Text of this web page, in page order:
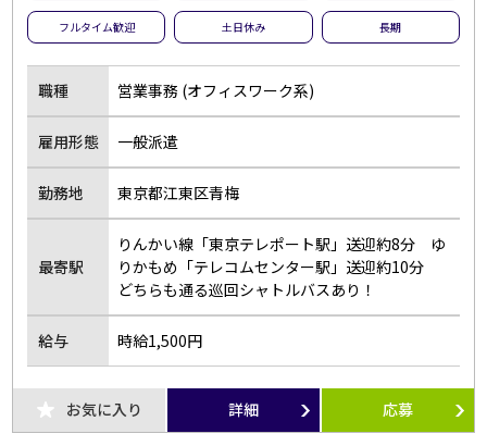
フルタイム歓迎 土日休み 長期
職種 営業事務 (オフィスワーク系)
雇用形態 一般派遣
勤務地 東京都江東区青梅
最寄駅
りんかい線「東京テレポート駅」送迎約8分 ゆ
りかもめ「テレコムセンター駅」送迎約10分
どちらも通る巡回シャトルバスあり！
給与 時給1,500円
お気に入り 詳細 応募
扶養内勤務OK
大学生歓迎
主婦･主夫歓迎
経験者歓迎
副業・WワークOK
シフト自由選択制
即日勤務OK
友達と応募OK
履歴書不要
服装自由
オープニング
社員登用あり
短時間勤務
フルタイム歓迎
土日休み
留学生歓迎
寮・社宅あり
フリーワード